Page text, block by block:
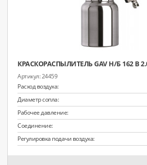
КРАСКОРАСПЫЛИТЕЛЬ GAV Н/Б 162 В
24459
Расход воздуха:
Диаметр сопла:
Рабочее давление:
Соединение:
Регулировка подачи воздуха: